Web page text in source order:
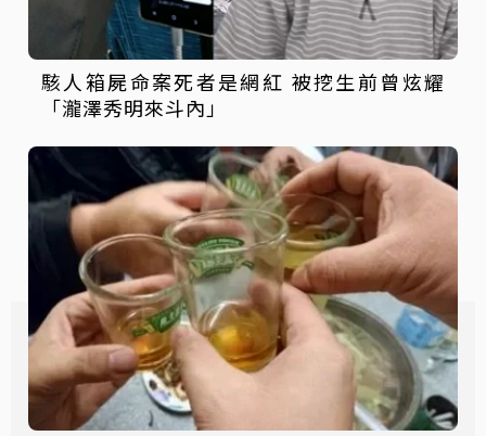
駭人箱屍命案死者是網紅 被挖生前曾炫耀
「瀧澤秀明來斗內」